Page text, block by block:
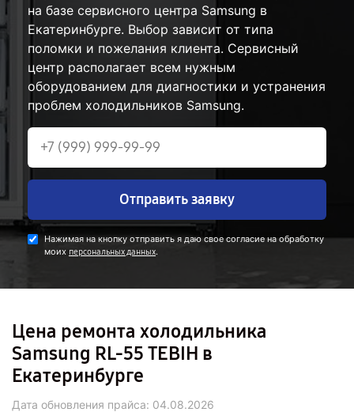
на базе сервисного центра Samsung в
Екатеринбурге. Выбор зависит от типа
поломки и пожелания клиента. Сервисный
центр располагает всем нужным
оборудованием для диагностики и устранения
проблем холодильников Samsung.
Отправить заявку
Нажимая на кнопку отправить я даю свое согласие на обработку
моих персональных данных.
Цена ремонта холодильника
Samsung RL-55 TEBIH в
Екатеринбурге
Дата обновления прайса: 04.08.2026